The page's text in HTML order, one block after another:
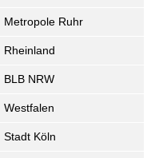
Metropole Ruhr
Rheinland
BLB NRW
Westfalen
Stadt Köln